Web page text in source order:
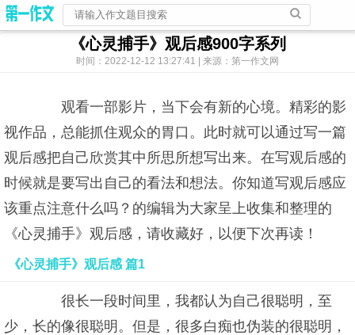
《心灵捕手》观后感900字系列
时间：2022-12-12 13:27:41 | 来源：第一作文网
观看一部影片，当下会有新的心境。精彩的影
视作品，总能抓住观众的胃口。此时就可以通过写一篇
观后感把自己欣赏其中所思所想写出来。在写观后感的
时候就是要写出自己的看法和想法。你知道写观后感应
该重点注意什么吗？的编辑为大家呈上收集和整理的
《心灵捕手》观后感，请收藏好，以便下次再读！
《心灵捕手》观后感 篇1
很长一段时间里，我都认为自己很聪明，至
少，长的像很聪明。但是，很多白痴也伪装的很聪明，